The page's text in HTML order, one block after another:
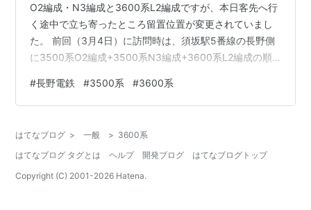
O2編成・N3編成と3600系L2編成ですが、本日客先へ行
く途中で立ち寄ったところ留置位置が変更されていまし
た。 前回（3月4日）に訪問時は、須坂駅5番線の長野側
に3500系O2編成+3500系N3編成+3600系L2編成の順
番線の長野側（第2工場の車輪転削庫前）に移動していま
した。組成も変わっていて、長野側から3600系L2編成と
3500系O2編成は工場内に移動していました。何かしら
の動きがあるのか気になるところです。（なお3600系
L2…
#長野電鉄 #3500系 #3600系
はてなブログ > 一般 > 3600系
はてなブログ タグとは
ヘルプ 開発ブログ
はてなブログトップ
Copyright (C) 2001-2026 Hatena.